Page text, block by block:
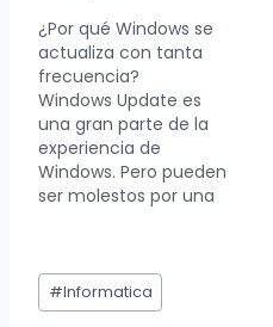
Windows 11 no ha sido
tan bien recibido por
los jugadores. Si bien
Windows 10 ha tenido
años para alcanzar un
estado estable,
Windows 11 apenas
está comenzando.
¿Por qué Windows se
actualiza con tanta
frecuencia?
Windows Update es
una gran parte de la
experiencia de
Windows. Pero pueden
ser molestos por una
probablemente su
frecuencia. Si bien
actualizar Windows es
Etiquetas
de
#Informatica